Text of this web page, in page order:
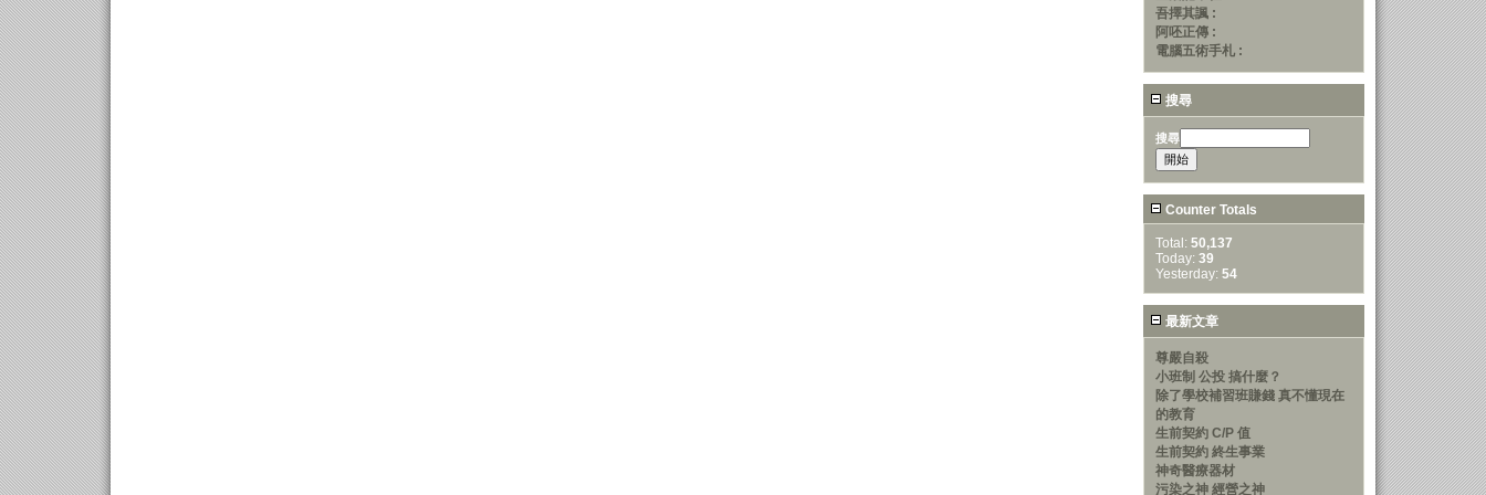
吾擇其諷 :
阿呸正傳 :
電腦五術手札 :
搜尋
搜尋
Counter Totals
Total: 50,137
Today: 39
Yesterday: 54
最新文章
尊嚴自殺
小班制 公投 搞什麼？
除了學校補習班賺錢 真不懂現在
的教育
生前契約 C/P 值
生前契約 終生事業
神奇醫療器材
污染之神 經營之神